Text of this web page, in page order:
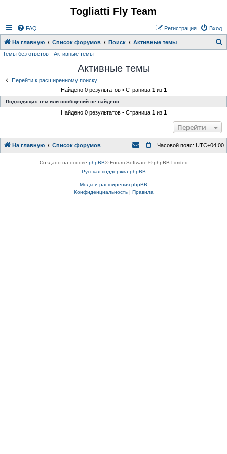
Togliatti Fly Team
FAQ Вход
Регистрация
На главную Список форумов Поиск Активные темы
Темы без ответов Активные темы
Активные темы
Перейти к расширенному поиску
Найдено 0 результатов • Страница 1из 1
Подходящих тем или сообщений не найдено.
Найдено 0 результатов • Страница 1из 1
Перейти
На главную Список форумов Часовой пояс: UTC+04:00
Создано на основе phpBB® Forum Software © phpBB Limited
Русская поддержка phpBB
Моды и расширения phpBB
Конфиденциальность| Правила